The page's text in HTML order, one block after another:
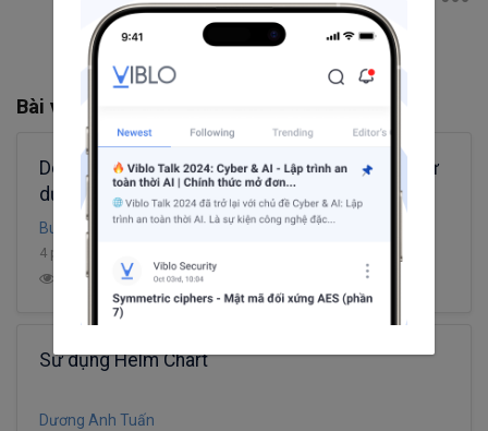
Bài viết liên quan
Dependency Injection là gì, và khi nào thì nên sử
dụng nó
Bui Thai Ha
4 phút đọc
74.3K 34 4 57
Sử dụng Helm Chart
Dương Anh Tuấn